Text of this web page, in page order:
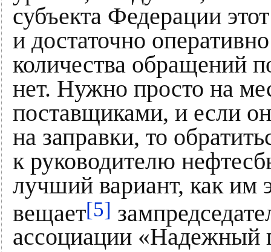
субъекта Федерации
и достаточно
количества обращений
нет. Нужно просто на
поставщиками, и если
на заправки, то
к руководителю
лучший вариант, как им
вещает[5]
ассоциации «Надежный